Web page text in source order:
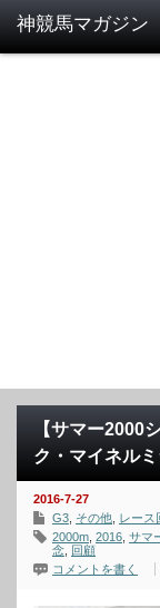
【サマー2000
ク・マイネル
2016-7-27
G3 その他 レース
2000m 2016 サマ
念 回顧
コメントを書く